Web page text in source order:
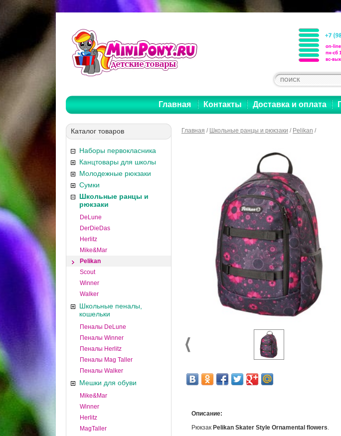
Главная Контакты Доставка и оплата
Каталог товаров
Наборы первокласника
Канцтовары для школы
Молодежные рюкзаки
Сумки
Школьные ранцы и
рюкзаки
DeLune
DerDieDas
Herlitz
Mike&Mar
Pelikan
Scout
Winner
Walker
Школьные пеналы,
кошельки
Пеналы DeLune
Пеналы Winner
Пеналы Herlitz
Пеналы Mag Taller
Пеналы Walker
Мешки для обуви
Mike&Mar
Winner
Herlitz
MagTaller
Главная / Школьные ранцы и рюкзаки / Pelikan /
Описание:
Рюкзак Pelikan Skater Style Ornamental flowers.